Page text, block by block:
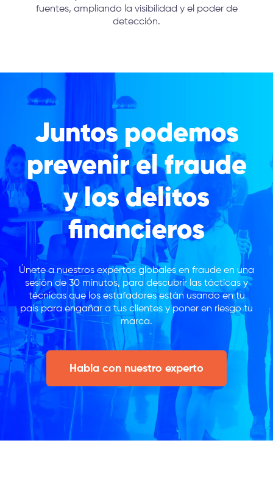
fuentes, ampliando la visibilidad y el poder de
detección.
Juntos podemos
prevenir el fraude
y los delitos
financieros
Únete a nuestros expertos globales en fraude en una
sesión de 30 minutos, para descubrir las tácticas y
técnicas que los estafadores están usando en tu
país para engañar a tus clientes y poner en riesgo tu
marca.
Habla con nuestro experto